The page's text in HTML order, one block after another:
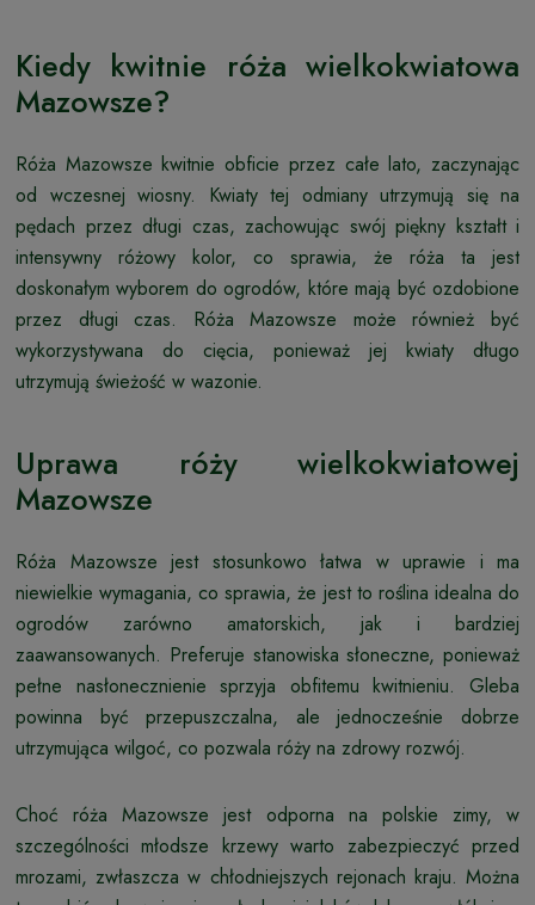
Kiedy kwitnie róża wielkokwiatowa
Mazowsze?
Róża Mazowsze kwitnie obficie przez całe lato, zaczynając
od wczesnej wiosny. Kwiaty tej odmiany utrzymują się na
pędach przez długi czas, zachowując swój piękny kształt i
intensywny różowy kolor, co sprawia, że róża ta jest
doskonałym wyborem do ogrodów, które mają być ozdobione
przez długi czas. Róża Mazowsze może również być
wykorzystywana do cięcia, ponieważ jej kwiaty długo
utrzymują świeżość w wazonie.
Uprawa róży wielkokwiatowej
Mazowsze
Róża Mazowsze jest stosunkowo łatwa w uprawie i ma
niewielkie wymagania, co sprawia, że jest to roślina idealna do
ogrodów zarówno amatorskich, jak i bardziej
zaawansowanych. Preferuje stanowiska słoneczne, ponieważ
pełne nasłonecznienie sprzyja obfitemu kwitnieniu. Gleba
powinna być przepuszczalna, ale jednocześnie dobrze
utrzymująca wilgoć, co pozwala róży na zdrowy rozwój.
Choć róża Mazowsze jest odporna na polskie zimy, w
szczególności młodsze krzewy warto zabezpieczyć przed
mrozami, zwłaszcza w chłodniejszych rejonach kraju. Można